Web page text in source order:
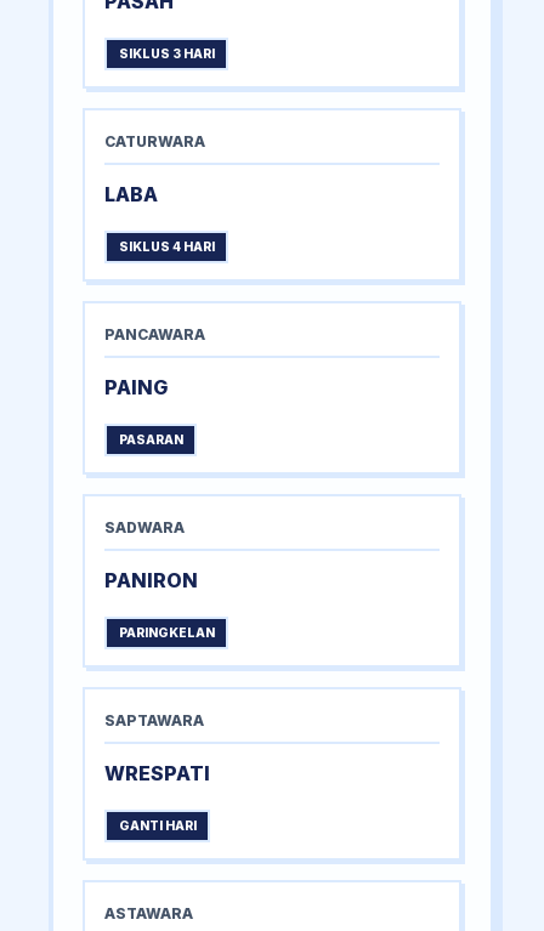
SIKLUS 3 HARI
CATURWARA
LABA
SIKLUS 4 HARI
PANCAWARA
PAING
PASARAN
SADWARA
PANIRON
PARINGKELAN
SAPTAWARA
WRESPATI
GANTI HARI
ASTAWARA